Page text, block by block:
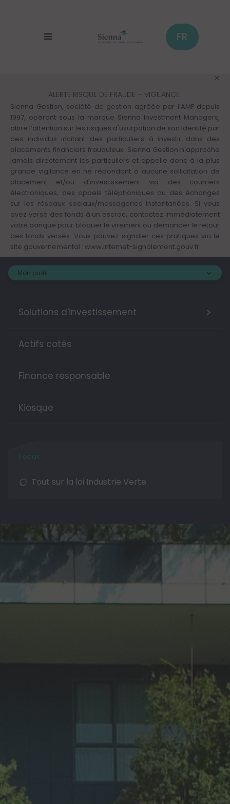
FR
ALERTE RISQUE DE FRAUDE – VIGILANCE
Sienna Gestion, société de gestion agréée par l’AMF depuis
1997, opérant sous la marque Sienna Investment Managers,
attire l’attention sur les risques d'usurpation de son identité par
des individus incitant des particuliers à investir dans des
placements financiers frauduleux. Sienna Gestion n'approche
jamais directement les particuliers et appelle donc à la plus
grande vigilance en ne répondant à aucune sollicitation de
placement et/ou d'investissement via des courriers
électroniques, des appels téléphoniques ou des échanges
sur les réseaux sociaux/messageries instantanées. Si vous
avez versé des fonds à un escroc, contactez immédiatement
votre banque pour bloquer le virement ou demander le retour
des fonds versés. Vous pouvez signaler ces pratiques via le
site gouvernemental : www.internet-signalement.gouv.fr
Mon profil :
Solutions d'investissement >
Actifs cotés
Finance responsable
Kiosque
Tout sur la loi Industrie Verte